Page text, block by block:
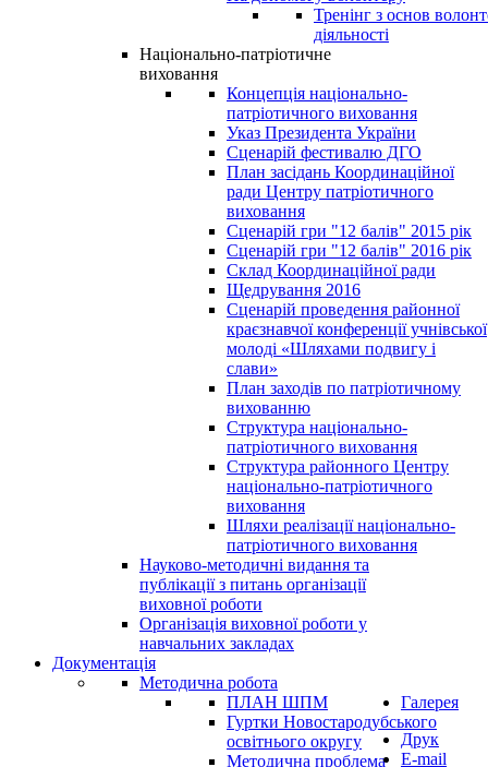
Тренінг з основ
діяльності
Національно-патріотичне
виховання
Концепція національно-
патріотичного виховання
Указ Президента України
Сценарій фестивалю ДГО
План засідань Координаційної
ради Центру патріотичного
виховання
Сценарій гри "12 балів" 2015 рік
Сценарій гри "12 балів" 2016 рік
Склад Координаційної ради
Щедрування 2016
Сценарій проведення районної
краєзнавчої конференції учнівської
молоді «Шляхами подвигу і
слави»
План заходів по патріотичному
вихованню
Структура національно-
патріотичного виховання
Структура районного Центру
національно-патріотичного
виховання
Шляхи реалізації національно-
патріотичного виховання
Науково-методичні видання та
публікації з питань організації
виховної роботи
Організація виховної роботи у
навчальних закладах
Документація
Методична робота
ПЛАН ШПМ
Гуртки Новостародубського
освітнього округу
Методична проблема
Галерея
Друк
E-mail